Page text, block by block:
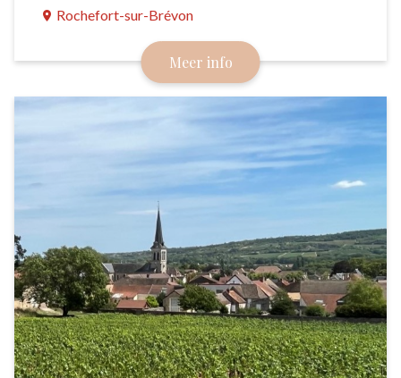
Rochefort-sur-Brévon
Een schilderachtig gehuchtje in de Châtillonnais met
nog geen 50 inwoners, twee kastelen en enkele
indrukwekkende oude smederijen aan de Brévon.
Meer info